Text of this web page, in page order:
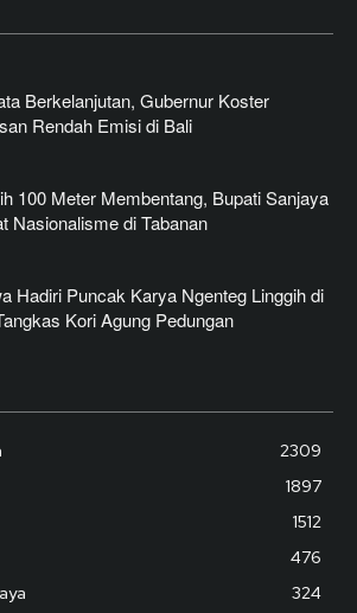
Berkelanjutan, Gubernur Koster
Rendah Emisi di Bali
100 Meter Membentang, Bupati Sanjaya
Nasionalisme di Tabanan
Hadiri Puncak Karya Ngenteg Linggih di
Kori Agung Pedungan
2309
1897
1512
476
324